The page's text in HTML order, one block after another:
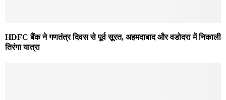
HDFC बैंक ने गणतंत्र दिवस से पूर्व सूरत, अहमदाबाद और वडोदरा में निकाली
तिरंगा यात्रा